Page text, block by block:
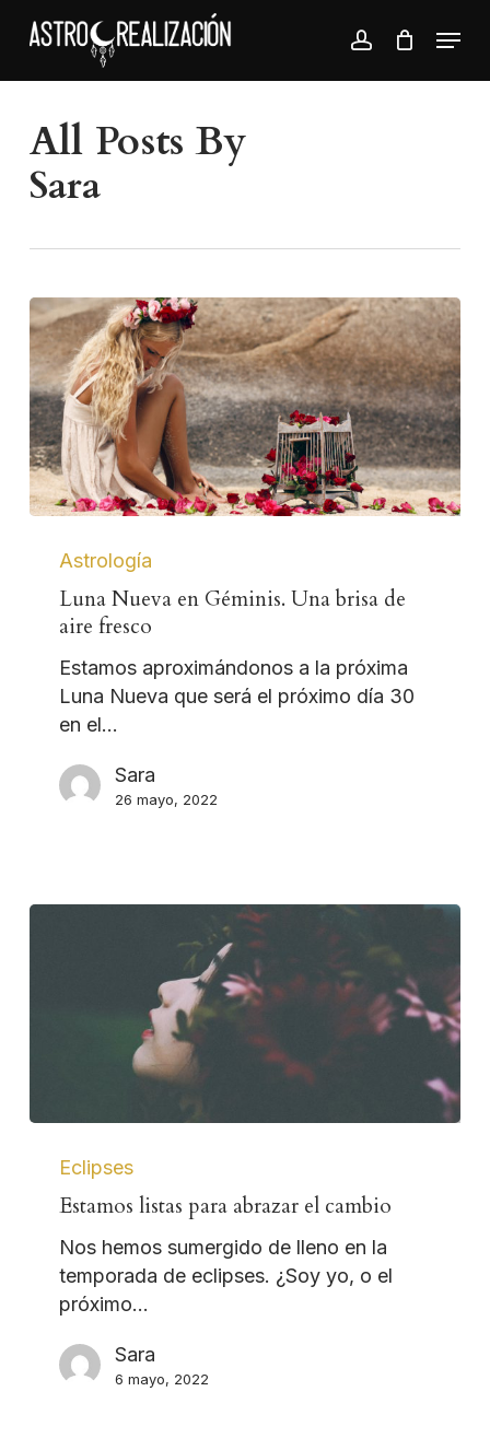
account
Menu
All Posts By
Sara
Astrología
Luna Nueva en Géminis. Una brisa de
aire fresco
Estamos aproximándonos a la próxima
Luna Nueva que será el próximo día 30
en el…
Sara
26 mayo, 2022
Eclipses
Estamos listas para abrazar el cambio
Nos hemos sumergido de lleno en la
temporada de eclipses. ¿Soy yo, o el
próximo…
Sara
6 mayo, 2022